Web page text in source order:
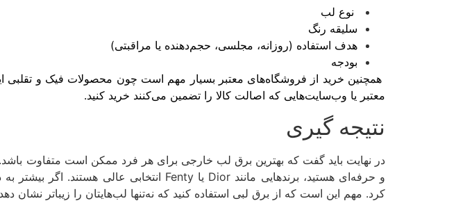
نوع لب
سلیقه رنگ
هدف استفاده (روزانه، مجلسی، حجم‌دهنده یا مراقبتی)
بودجه
همچنین خرید از فروشگاه‌های معتبر بسیار مهم است چون محصولات فیک و تقلبی
معتبر یا وب‌سایت‌هایی که اصالت کالا را تضمین می‌کنند خرید کنید.
نتیجه گیری
در نهایت باید گفت که بهترین برق لب خارجی برای هر فرد ممکن است متفاوت
کرد. مهم این است که از برق لبی استفاده کنید که نه‌تنها لب‌هایتان را زیباتر نشان